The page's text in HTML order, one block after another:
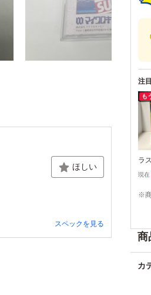
ほしい
スペックを見る
注
も
ラ
一
現在
※
商
カ